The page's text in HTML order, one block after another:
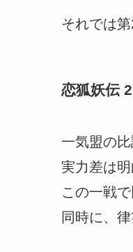
それでは
恋狐妖伝
一気盟の
実力差は
この一戦で
同時に、